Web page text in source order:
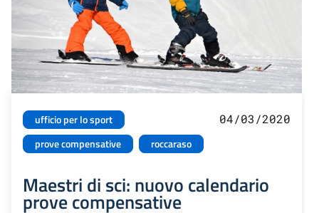
ufficio per lo sport
prove compensative
roccaraso
04/03/2020
Maestri di sci: nuovo calendario
prove compensative